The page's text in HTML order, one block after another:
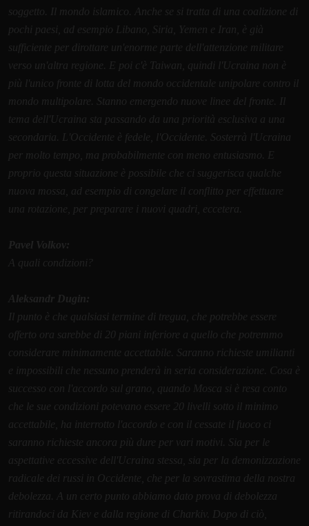
soggetto. Il mondo islamico. Anche se si tratta di una coalizione di
pochi paesi, ad esempio Libano, Siria, Yemen e Iran, è già
sufficiente per dirottare un'enorme parte dell'attenzione militare
verso un'altra regione. E poi c'è Taiwan, quindi l'Ucraina non è
più l'unico fronte di lotta del mondo occidentale unipolare contro il
mondo multipolare. Stanno emergendo nuove linee del fronte. Il
tema dell'Ucraina sta passando da una priorità esclusiva a una
secondaria. L'Occidente è fedele, l'Occidente. Sosterrà l'Ucraina
per molto tempo, ma probabilmente con meno entusiasmo. E
proprio questa situazione è possibile che ci suggerisca qualche
nuova mossa, ad esempio di congelare il conflitto per effettuare
una rotazione, per preparare i nuovi quadri, eccetera.
Pavel Volkov:
A quali condizioni?
Aleksandr Dugin:
Il punto è che qualsiasi termine di tregua, che potrebbe essere
offerto ora sarebbe di 20 piani inferiore a quello che potremmo
considerare minimamente accettabile. Saranno richieste umilianti
e impossibili che nessuno prenderà in seria considerazione. Cosa è
successo con l'accordo sul grano, quando Mosca si è resa conto
che le sue condizioni potevano essere 20 livelli sotto il minimo
accettabile, ha interrotto l'accordo e con il cessate il fuoco ci
saranno richieste ancora più dure per vari motivi. Sia per le
aspettative eccessive dell'Ucraina stessa, sia per la demonizzazione
radicale dei russi in Occidente, che per la sovrastima della nostra
debolezza. A un certo punto abbiamo dato prova di debolezza
ritirandoci da Kiev e dalla regione di Charkiv. Dopo di ciò,